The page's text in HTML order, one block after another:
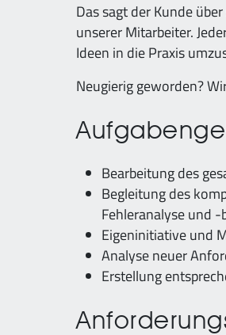
Das sagt der Kunde
unserer Mitarbeiter.
Ideen in die Praxis
Neugierig geworden?
Bearbeitung des
Begleitung des
Fehleranalyse und -
Eigeninitiative und
Analyse neuer
Erstellung